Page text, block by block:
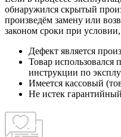
обнаружился скрытый
произведём замену или
законом сроки при
Дефект является
Товар использовался
инструкции по
Имеется кассовый
Не истек